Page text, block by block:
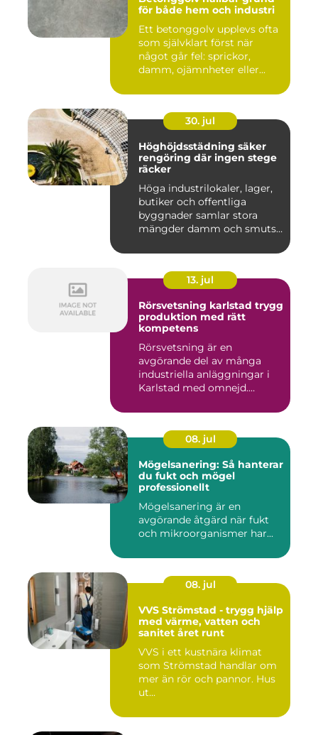
för både hem och industri
Ett betonggolv upplevs ofta
som självklart först när
något går fel: sprickor,
damm, ojämnheter eller...
30. jul
Höghöjdsstädning säker
rengöring där ingen stege
räcker
Höga industrilokaler, lager,
butiker och offentliga
byggnader samlar stora
mängder damm och smuts
13. jul
Rörsvetsning karlstad trygg
produktion med rätt
kompetens
Rörsvetsning är en
avgörande del av många
industriella anläggningar i
Karlstad med omnejd.
08. jul
Mögelsanering: Så hanterar
du fukt och mögel
professionellt
Mögelsanering är en
avgörande åtgärd när fukt
och mikroorganismer har...
08. jul
VVS Strömstad - trygg hjälp
med värme, vatten och
sanitet året runt
VVS i ett kustnära klimat
som Strömstad handlar om
mer än rör och pannor. Hus
ut...